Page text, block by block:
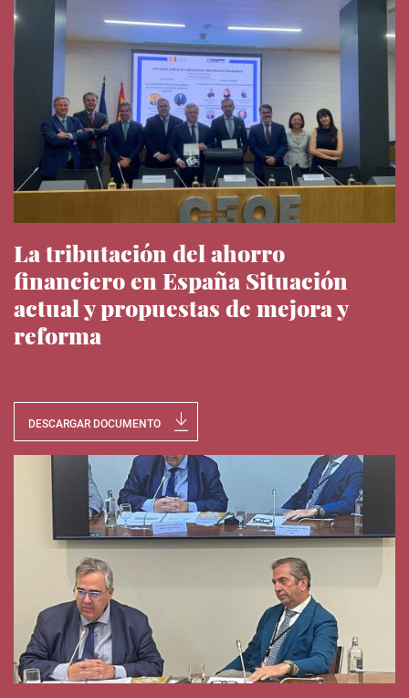
La tributación del ahorro
financiero en España Situación
actual y propuestas de mejora y
reforma
DESCARGAR DOCUMENTO